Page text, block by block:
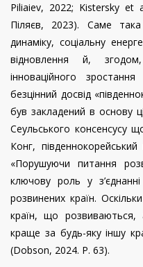
Piliaiev, 2022; Kistersky et
Піляєв, 2023). Саме
динаміку, соціальну
відновлення й, згодом,
інноваційного
безцінний досвід
був закладений в основу
Сеульського консенсусу
Конг,
«Порушуючи питання
ключову роль у
розвинених країн.
країн, що
краще за будь-яку іншу
(Dobson, 2024. P. 63).